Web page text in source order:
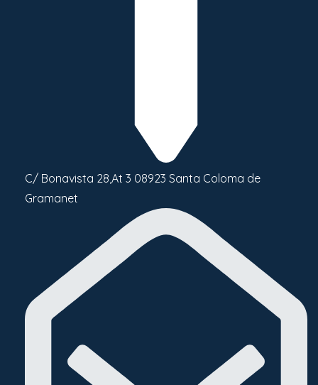
C/ Bonavista 28,At 3 08923 Santa Coloma de
Gramanet